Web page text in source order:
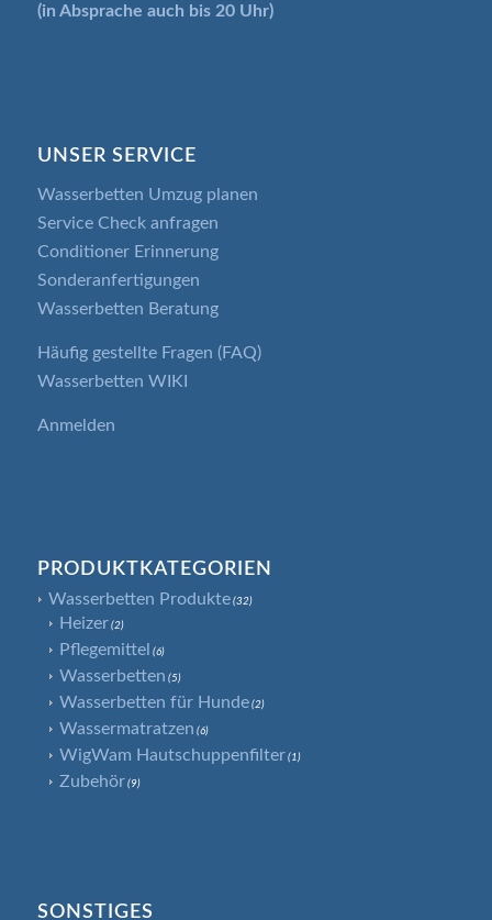
(in Absprache auch bis 20 Uhr)
UNSER SERVICE
Wasserbetten Umzug planen
Service Check anfragen
Conditioner Erinnerung
Sonderanfertigungen
Wasserbetten Beratung
Häufig gestellte Fragen (FAQ)
Wasserbetten WIKI
Anmelden
PRODUKTKATEGORIEN
Wasserbetten Produkte (32)
Heizer (2)
Pflegemittel (6)
Wasserbetten (5)
Wasserbetten für Hunde (2)
Wassermatratzen (6)
WigWam Hautschuppenfilter (1)
Zubehör (9)
SONSTIGES